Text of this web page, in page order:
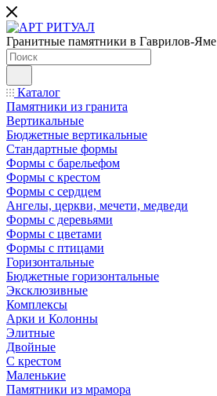
Гранитные памятники в Гаврилов-Яме
Каталог
Памятники из гранита
Вертикальные
Бюджетные вертикальные
Стандартные формы
Формы с барельефом
Формы с крестом
Формы с сердцем
Ангелы, церкви, мечети, медведи
Формы с деревьями
Формы с цветами
Формы с птицами
Горизонтальные
Бюджетные горизонтальные
Эксклюзивные
Комплексы
Арки и Колонны
Элитные
Двойные
С крестом
Маленькие
Памятники из мрамора